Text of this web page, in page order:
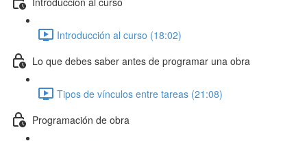
Introducción al curso (18:02)
Lo que debes saber antes de programar una obra
Tipos de vínculos entre tareas (21:08)
Programación de obra